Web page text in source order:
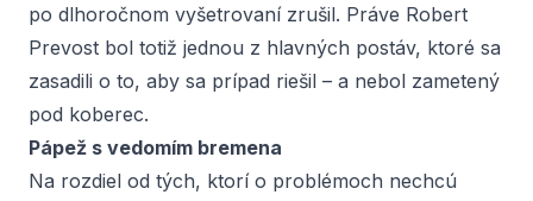
po dlhoročnom vyšetrovaní zrušil. Práve Robert
Prevost bol totiž jednou z hlavných postáv, ktoré sa
zasadili o to, aby sa prípad riešil – a nebol zametený
pod koberec.
Pápež s vedomím bremena
Na rozdiel od tých, ktorí o problémoch nechcú